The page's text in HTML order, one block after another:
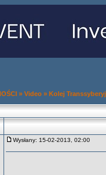
» Video » Kolej
Wysłany: 15-02-2013, 02:00